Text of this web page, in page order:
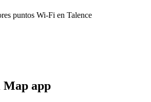
puntos Wi-Fi en Talence
Map app